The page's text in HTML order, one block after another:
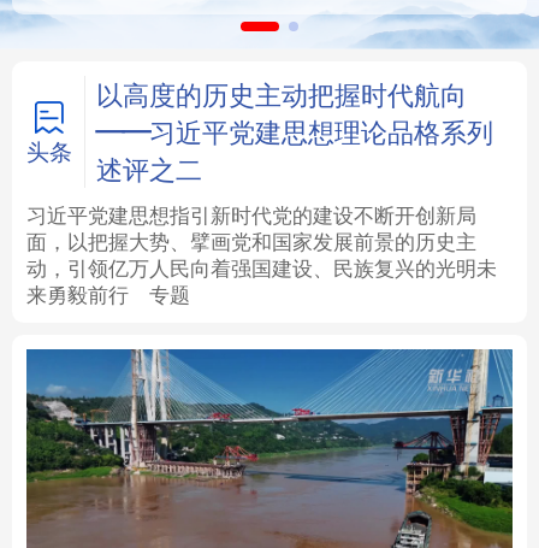
信息化 数字经济
学术中国 乡村振兴 银龄 溯源中国
城市 旅游 能源 会展
彩票 娱乐 时尚 悦读
公益 一带一路 亚太网 上市公司
地方频道
北京 天津 山西
头条
以高度的历史主动把握时代航向
——习近平党建思想理论品格系列
述评之二
习近平党建思想指引新时代党的建设不断开创新局
面，以把握大势、擘画党和国家发展前景的历史主
动，引领亿万人民向着强国建设、民族复兴的光明未
来勇毅前行
专题